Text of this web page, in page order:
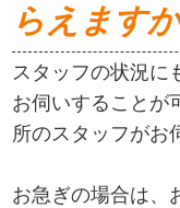
らえます
スタッフの状況に
お伺いすることが
所のスタッフがお
お急ぎの場合は、